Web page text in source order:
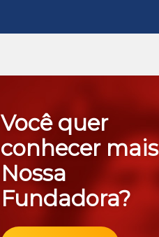
Você quer
conhecer mais
Nossa
Fundadora?